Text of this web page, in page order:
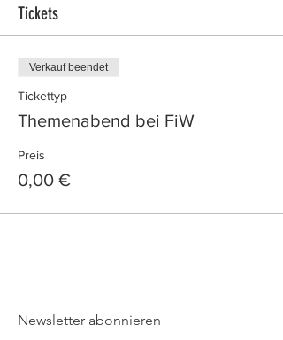
Tickets
Verkauf beendet
Tickettyp
Themenabend bei FiW
Preis
0,00 €
Newsletter abonnieren